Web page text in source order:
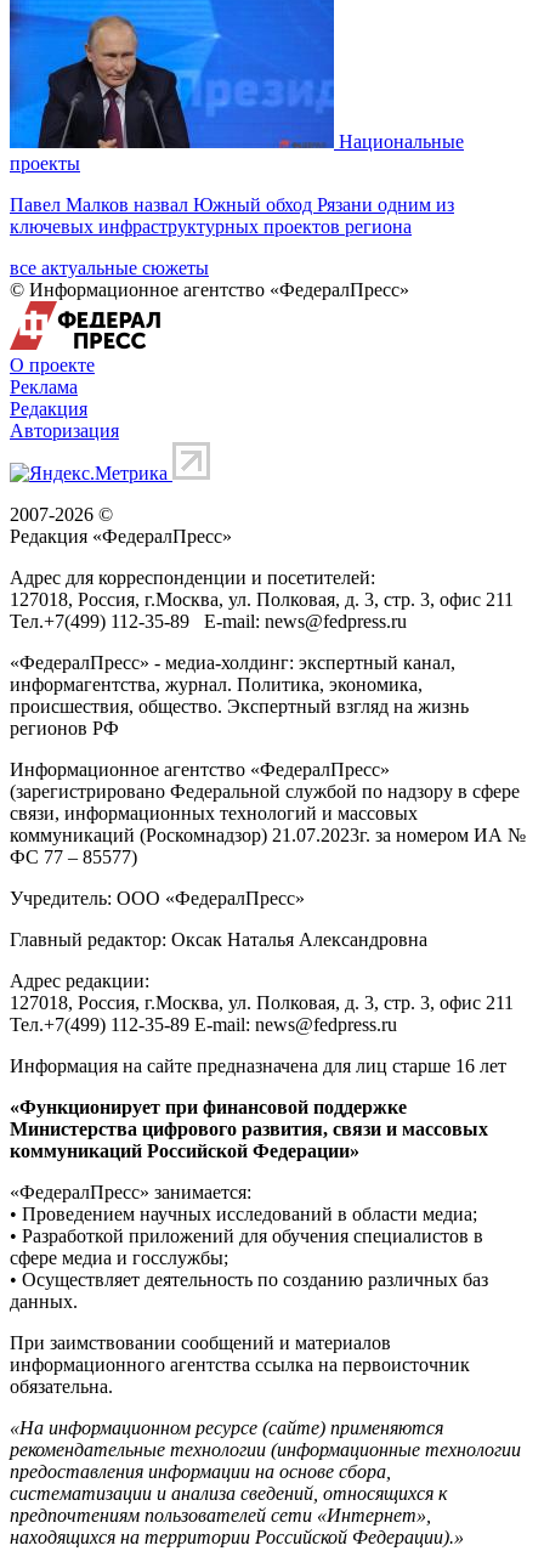
Национальные
проекты
Павел Малков назвал Южный обход Рязани одним из
ключевых инфраструктурных проектов региона
все актуальные сюжеты
© Информационное агентство «ФедералПресс»
О проекте
Реклама
Редакция
Авторизация
2007-2026 ©
Редакция «ФедералПресс»
Адрес для корреспонденции и посетителей:
127018, Россия, г.Москва, ул. Полковая, д. 3, стр. 3, офис 211
Тел.+7(499) 112-35-89 E-mail: news@fedpress.ru
«ФедералПресс» - медиа-холдинг: экспертный канал,
информагентства, журнал. Политика, экономика,
происшествия, общество. Экспертный взгляд на жизнь
регионов РФ
Информационное агентство «ФедералПресс»
(зарегистрировано Федеральной службой по надзору в сфере
связи, информационных технологий и массовых
коммуникаций (Роскомнадзор) 21.07.2023г. за номером ИА №
ФС 77 – 85577)
Учредитель: ООО «ФедералПресс»
Главный редактор: Оксак Наталья Александровна
Адрес редакции:
127018, Россия, г.Москва, ул. Полковая, д. 3, стр. 3, офис 211
Тел.+7(499) 112-35-89 E-mail: news@fedpress.ru
Информация на сайте предназначена для лиц старше 16 лет
«Функционирует при финансовой поддержке
Министерства цифрового развития, связи и массовых
коммуникаций Российской Федерации»
«ФедералПресс» занимается:
• Проведением научных исследований в области медиа;
• Разработкой приложений для обучения специалистов в
сфере медиа и госслужбы;
• Осуществляет деятельность по созданию различных баз
данных.
При заимствовании сообщений и материалов
информационного агентства ссылка на первоисточник
обязательна.
«На информационном ресурсе (сайте) применяются
рекомендательные технологии (информационные технологии
предоставления информации на основе сбора,
систематизации и анализа сведений, относящихся к
предпочтениям пользователей сети «Интернет»,
находящихся на территории Российской Федерации).»